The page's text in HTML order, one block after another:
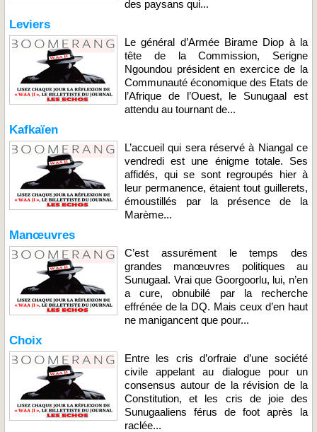
des paysans qui...
Leviers
Le général d’Armée Birame Diop à la
tête de la Commission, Serigne
Ngoundou président en exercice de la
Communauté économique des Etats de
l’Afrique de l’Ouest, le Sunugaal est
attendu au tournant de...
Kafkaïen
L’accueil qui sera réservé à Niangal ce
vendredi est une énigme totale. Ses
affidés, qui se sont regroupés hier à
leur permanence, étaient tout guillerets,
émoustillés par la présence de la
Marème...
Manœuvres
C’est assurément le temps des
grandes manœuvres politiques au
Sunugaal. Vrai que Goorgoorlu, lui, n’en
a cure, obnubilé par la recherche
effrénée de la DQ. Mais ceux d’en haut
ne manigancent que pour...
Choix
Entre les cris d’orfraie d’une société
civile appelant au dialogue pour un
consensus autour de la révision de la
Constitution, et les cris de joie des
Sunugaaliens férus de foot après la
raclée...